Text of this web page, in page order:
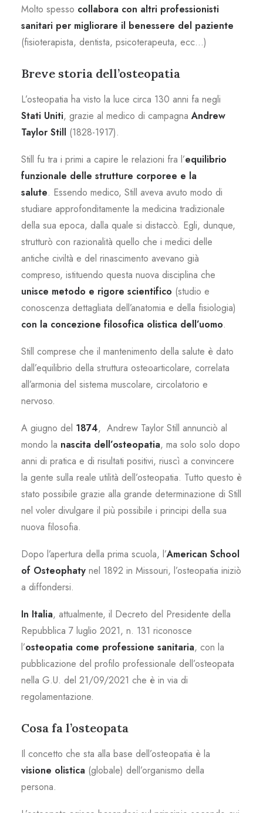
Molto spesso collabora con altri professionisti
sanitari per migliorare il benessere del paziente
(fisioterapista, dentista, psicoterapeuta, ecc…)
Breve storia dell’osteopatia
L’osteopatia ha visto la luce circa 130 anni fa negli
Stati Uniti, grazie al medico di campagna Andrew
Taylor Still (1828-1917).
Still fu tra i primi a capire le relazioni fra l’equilibrio
funzionale delle strutture corporee e la
salute. Essendo medico, Still aveva avuto modo di
studiare approfonditamente la medicina tradizionale
della sua epoca, dalla quale si distaccò. Egli, dunque,
strutturò con razionalità quello che i medici delle
antiche civiltà e del rinascimento avevano già
compreso, istituendo questa nuova disciplina che
unisce metodo e rigore scientifico (studio e
conoscenza dettagliata dell’anatomia e della fisiologia)
con la concezione filosofica olistica dell’uomo.
Still comprese che il mantenimento della salute è dato
dall’equilibrio della struttura osteoarticolare, correlata
all’armonia del sistema muscolare, circolatorio e
nervoso.
A giugno del 1874, Andrew Taylor Still annunciò al
mondo la nascita dell’osteopatia, ma solo solo dopo
anni di pratica e di risultati positivi, riuscì a convincere
la gente sulla reale utilità dell’osteopatia. Tutto questo è
stato possibile grazie alla grande determinazione di Still
nel voler divulgare il più possibile i principi della sua
nuova filosofia.
Dopo l’apertura della prima scuola, l’American School
of Osteophaty nel 1892 in Missouri, l’osteopatia iniziò
a diffondersi.
In Italia, attualmente, il Decreto del Presidente della
Repubblica 7 luglio 2021, n. 131 riconosce
l’osteopatia come professione sanitaria, con la
pubblicazione del profilo professionale dell’osteopata
nella G.U. del 21/09/2021 che è in via di
regolamentazione.
Cosa fa l’osteopata
Il concetto che sta alla base dell’osteopatia è la
visione olistica (globale) dell’organismo della
persona.